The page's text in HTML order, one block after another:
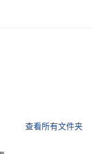
查看所有文件夹